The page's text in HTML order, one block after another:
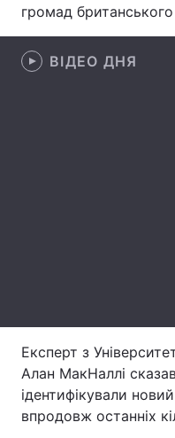
Послуги
громад
ВІДЕО ДНЯ
Експерт з
Алан МакНаллі
ідентифікували
впродовж останніх